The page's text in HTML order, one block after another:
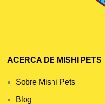
ACERCA DE MISHI PETS
Sobre Mishi Pets
Blog